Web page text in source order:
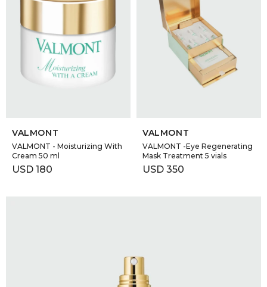
VALMONT
VALMONT - Moisturizing With
Cream 50 ml
USD 180
VALMONT
VALMONT -Eye Regenerating
Mask Treatment 5 vials
USD 350